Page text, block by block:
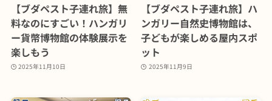
【ブダペスト子連れ旅】無
料なのにすごい！ハンガリ
ー貨幣博物館の体験展示を
楽しもう
2025年11月10日
【ブダペスト子連れ旅】ハ
ンガリー自然史博物館は、
子どもが楽しめる屋内スポ
ット
2025年11月9日